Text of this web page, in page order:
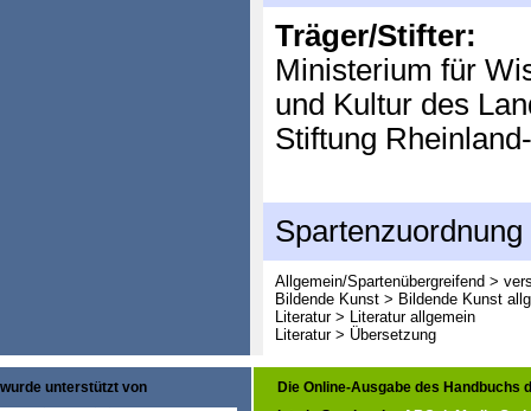
Träger/Stifter:
Ministerium für
und Kultur des
Stiftung
Spartenzuordnung
Allgemein/Spartenübergreifend >
Bildende Kunst > Bildende Kunst
Literatur > Literatur allgemein
Literatur > Übersetzung
wurde unterstützt von
Die Online-Ausgabe des Handbuchs